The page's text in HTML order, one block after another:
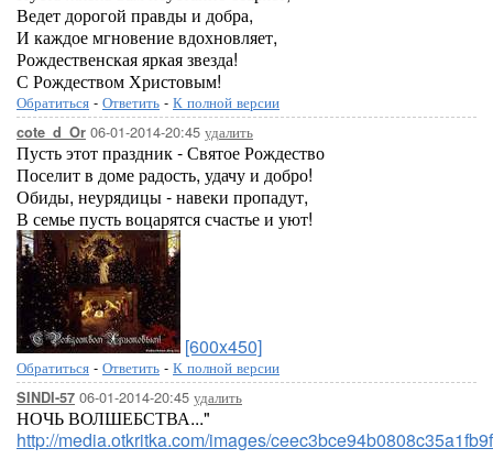
Ведет дорогой правды и добра,
И каждое мгновение вдохновляет,
Рождественская яркая звезда!
С Рождеством Христовым!
Обратиться - Ответить - К полной версии
cote_d_Or 06-01-2014-20:45 удалить
Пусть этот праздник - Святое Рождество
Поселит в доме радость, удачу и добро!
Обиды, неурядицы - навеки пропадут,
В семье пусть воцарятся счастье и уют!
[600x450]
Обратиться - Ответить - К полной версии
SINDI-57 06-01-2014-20:45 удалить
НОЧЬ ВОЛШЕБСТВА..."
http://media.otkritka.com/images/